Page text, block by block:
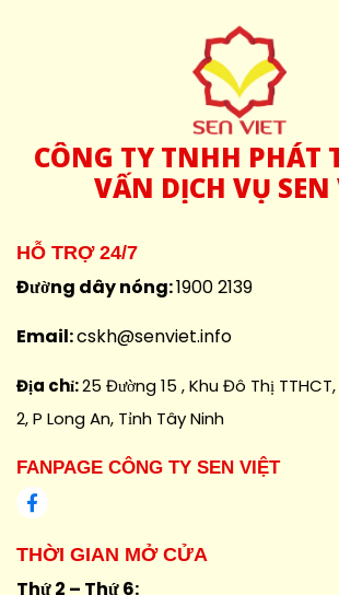
CÔNG TY TNHH PHÁT
VẤN DỊCH VỤ SEN
HỖ TRỢ 24/7
Đường dây nóng:1900 2139
Email:cskh@senviet.info
Địa chỉ:25 Đường 15 , Khu Đô Thị
2, P Long An, Tỉnh Tây Ninh
FANPAGE CÔNG TY SEN VIỆT
THỜI GIAN MỞ CỬA
Thứ 2 – Thứ 6: